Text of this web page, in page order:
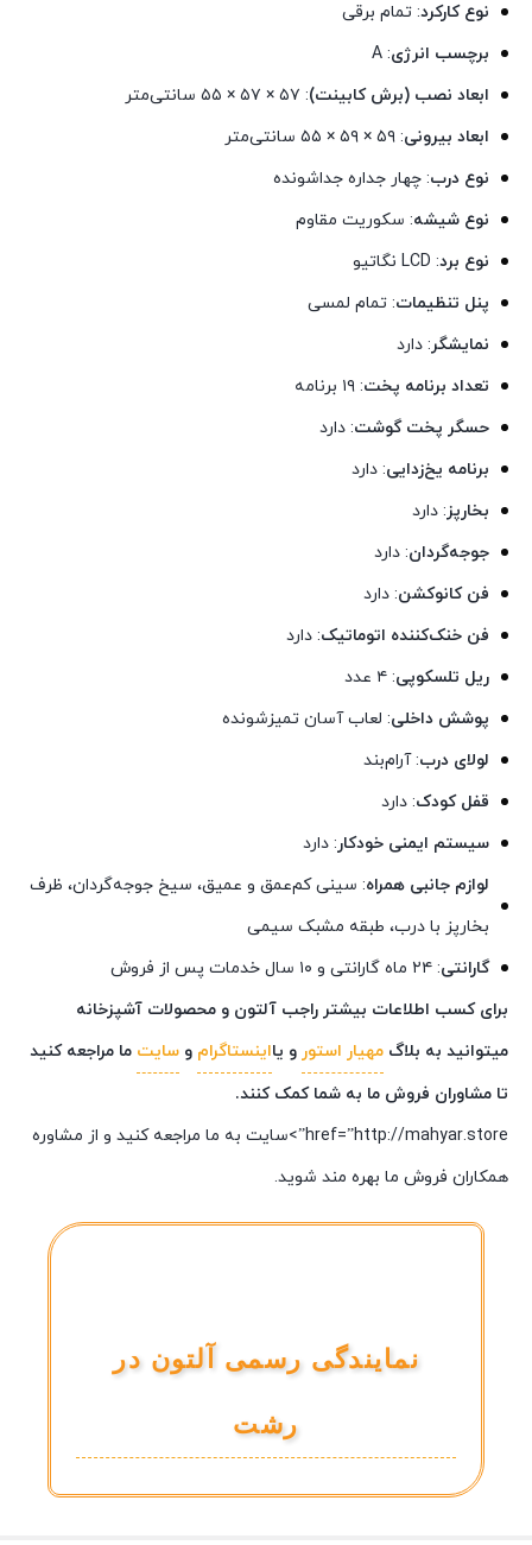
نوع کارکرد: تمام برقی
برچسب انرژی: A
ابعاد نصب (برش کابینت): ۵۷ × ۵۷ × ۵۵ سانتی‌متر
ابعاد بیرونی: ۵۹ × ۵۹ × ۵۵ سانتی‌متر
نوع درب: چهار جداره جداشونده
نوع شیشه: سکوریت مقاوم
نوع برد: LCD نگاتیو
پنل تنظیمات: تمام لمسی
نمایشگر: دارد
تعداد برنامه پخت: ۱۹ برنامه
حسگر پخت گوشت: دارد
برنامه یخ‌زدایی: دارد
بخارپز: دارد
جوجه‌گردان: دارد
فن کانوکشن: دارد
فن خنک‌کننده اتوماتیک: دارد
ریل تلسکوپی: ۴ عدد
پوشش داخلی: لعاب آسان تمیزشونده
لولای درب:آرام‌بند
قفل کودک: دارد
سیستم ایمنی خودکار : دارد
لوازم جانبی همراه: سینی کم‌عمق و عمیق، سیخ جوجه‌گردان، ظرف
بخارپز با درب، طبقه مشبک سیمی
گارانتی: ۲۴ ماه گارانتی و ۱۰ سال خدمات پس از فروش
برای کسب اطلاعات بیشتر راجب آلتون و محصولات آشپزخانه
میتوانید به بلاگ مهیار استور و یااینستاگرام و سایت ما مراجعه کنید
تا مشاوران فروش ما به شما کمک کنند.
href=”http://mahyar.store”>سایت به ما مراجعه کنید و از مشاوره
همکاران فروش ما بهره مند شوید.
نمایندگی رسمی آلتون در
رشت